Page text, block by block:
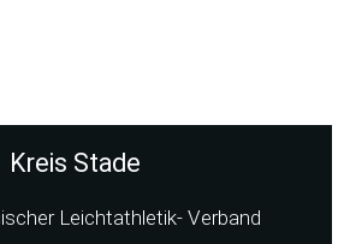
Kreis Stade
Leichtathletik- Verband